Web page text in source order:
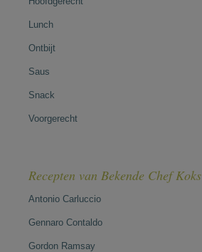
Lunch
Ontbijt
Saus
Snack
Voorgerecht
Recepten van Bekende Chef Koks
Antonio Carluccio
Gennaro Contaldo
Gordon Ramsay